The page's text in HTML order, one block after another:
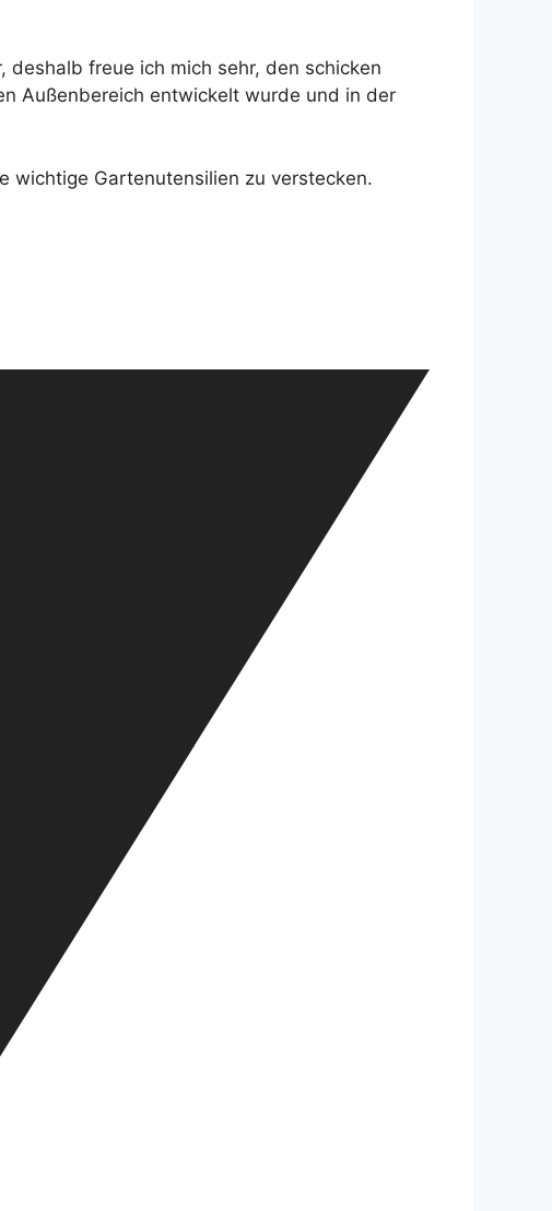
freue ich mich sehr, den schicken
Außenbereich entwickelt wurde und in der
wichtige Gartenutensilien zu verstecken.